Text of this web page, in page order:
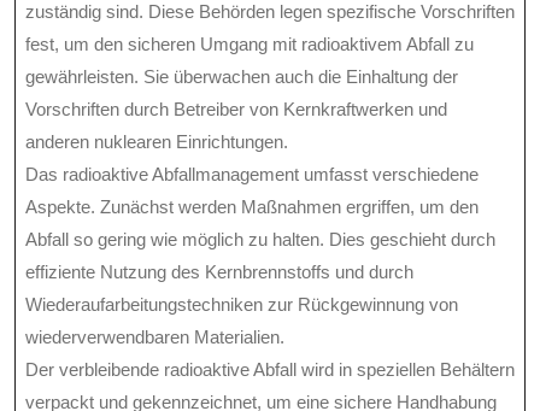
zuständig sind. Diese Behörden legen spezifische Vorschriften
fest, um den sicheren Umgang mit radioaktivem Abfall zu
gewährleisten. Sie überwachen auch die Einhaltung der
Vorschriften durch Betreiber von Kernkraftwerken und
anderen nuklearen Einrichtungen.
Das radioaktive Abfallmanagement umfasst verschiedene
Aspekte. Zunächst werden Maßnahmen ergriffen, um den
Abfall so gering wie möglich zu halten. Dies geschieht durch
effiziente Nutzung des Kernbrennstoffs und durch
Wiederaufarbeitungstechniken zur Rückgewinnung von
wiederverwendbaren Materialien.
Der verbleibende radioaktive Abfall wird in speziellen Behältern
verpackt und gekennzeichnet, um eine sichere Handhabung